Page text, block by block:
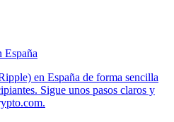
España
en España de forma sencilla
Sigue unos pasos claros y